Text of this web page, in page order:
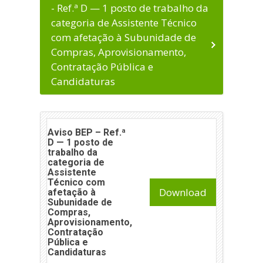
- Ref.ª D — 1 posto de trabalho da
categoria de Assistente Técnico
com afetação à Subunidade de
Compras, Aprovisionamento,
Contratação Pública e
Candidaturas
Aviso BEP – Ref.ª
D — 1 posto de
trabalho da
categoria de
Assistente
Técnico com
afetação à
Subunidade de
Compras,
Aprovisionamento,
Contratação
Pública e
Candidaturas
Download